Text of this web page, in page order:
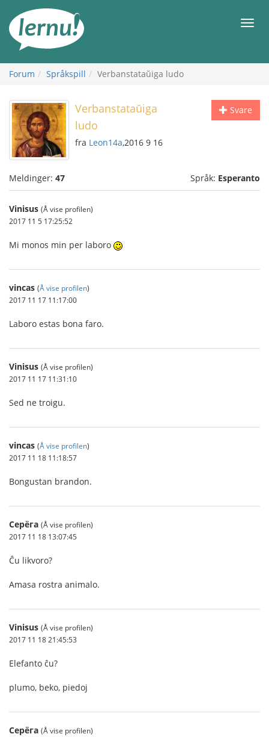
innholdet
Meny
Forum Språkspill Verbanstataŭiga ludo
Svare
Verbanstataŭiga
ludo
fra Leon14a,2016 9 16
Meldinger: 47 Språk: Esperanto
Vinisus (Å vise profilen)
2017 11 5 17:25:52
Mi monos min per laboro
vincas (Å vise profilen)
2017 11 17 11:17:00
Laboro estas bona faro.
Vinisus (Å vise profilen)
2017 11 17 11:31:10
Sed ne troigu.
vincas (Å vise profilen)
2017 11 18 11:18:57
Bongustan brandon.
Серёга (Å vise profilen)
2017 11 18 13:07:45
Ĉu likvoro?
Amasa rostra animalo.
Vinisus (Å vise profilen)
2017 11 18 21:45:53
Elefanto ĉu?
plumo, beko, piedoj
Серёга (Å vise profilen)